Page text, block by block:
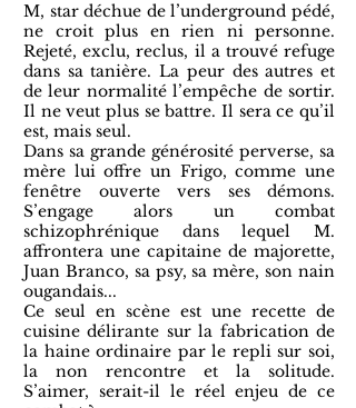
M, star déchue de l’underground pédé,
ne croit plus en rien ni personne.
Rejeté, exclu, reclus, il a trouvé refuge
dans sa tanière. La peur des autres et
de leur normalité l’empêche de sortir.
Il ne veut plus se battre. Il sera ce qu’il
est, mais seul.
Dans sa grande générosité perverse, sa
mère lui offre un Frigo, comme une
fenêtre ouverte vers ses démons.
S’engage alors un combat
schizophrénique dans lequel M.
affrontera une capitaine de majorette,
Juan Branco, sa psy, sa mère, son nain
ougandais...
Ce seul en scène est une recette de
cuisine délirante sur la fabrication de
la haine ordinaire par le repli sur soi,
la non rencontre et la solitude.
S’aimer, serait-il le réel enjeu de ce